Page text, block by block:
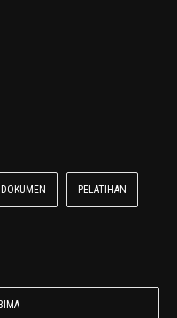
DOKUMEN PELATIHAN